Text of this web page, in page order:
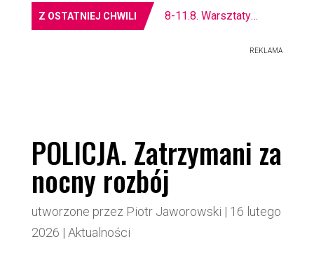
Z OSTATNIEJ CHWILI
REKLAMA
POLICJA. Zatrzymani za
nocny rozbój
utworzone przez Piotr Jaworowski | 16 lutego
2026 | Aktualności